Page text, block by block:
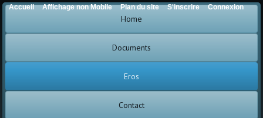
Home
Documents
Eros
Contact
Accueil Affichage non Mobile Plan du site S'inscrire Connexion